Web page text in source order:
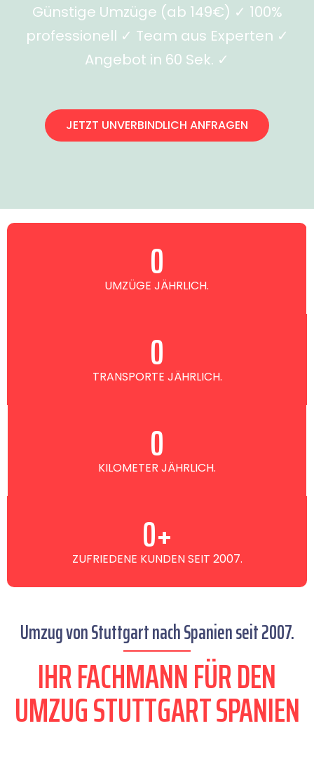
Günstige Umzüge (ab 149€) ✓ 100%
professionell ✓ Team aus Experten ✓
Angebot in 60 Sek. ✓
JETZT UNVERBINDLICH ANFRAGEN
UMZÜGE JÄHRLICH.
0
TRANSPORTE JÄHRLICH.
0
KILOMETER JÄHRLICH.
0
ZUFRIEDENE KUNDEN SEIT 2007.
0+
Umzug von Stuttgart nach Spanien seit 2007.
IHR FACHMANN FÜR DEN
UMZUG STUTTGART SPANIEN